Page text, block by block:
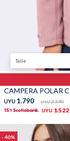
Talle
CAMPERA POLAR
UYU 1.790 UYU 2.390
UYU 1.522
40